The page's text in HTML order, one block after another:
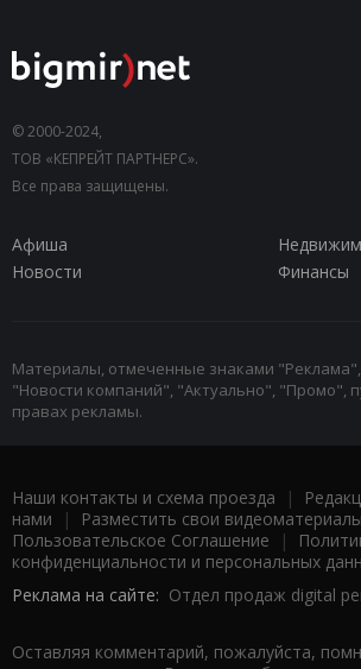
© 2000-2024,
ТОВ «КЕПРЕЙТ ПАРТНЕРС».
Все права защищены.
Афиша
Новости
Финансы
Материалы, отмеченные знаками
"Новости компаний", "Актуально", "Промо",
правах рекламы.
Наши контакты и схема проезда |
нами | Разместить свои видеоматериалы
Пользовательское Соглашение |
конфиденциальности и персональных
Реклама на сайте: Отдел продаж digital
Оставляя комментарий, пожалуйста,